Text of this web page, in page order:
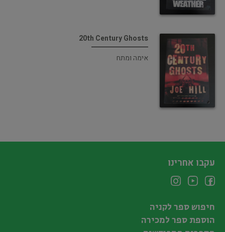
20th Century Ghosts
אימה ומתח
עקבו אחרינו
חיפוש ספר לקניה
הוספת ספר למכירה